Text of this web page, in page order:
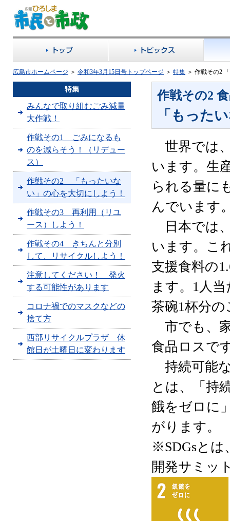
広島市ホームページ ＞ 令和3年3月15日号トップページ ＞ 特集 ＞ 作戦その2
作戦その2
「もった
世界では
います。生
られる量に
んでいます
日本では
います。こ
支援食料の
ます。1人
茶碗1杯分
市でも、
食品ロスで
持続可能
とは、「持
餓をゼロに
がります。
※SDGsとは
開発サミッ
みんなで取り組むごみ減量
大作戦！
作戦その1 ごみになるも
のを減らそう！（リデュー
ス）
作戦その2 「もったいな
い」の心を大切にしよう！
作戦その3 再利用（リユ
ース）しよう！
作戦その4 きちんと分別
して、リサイクルしよう！
注意してください！ 発火
する可能性があります
コロナ禍でのマスクなどの
捨て方
西部リサイクルプラザ 休
館日が土曜日に変わります